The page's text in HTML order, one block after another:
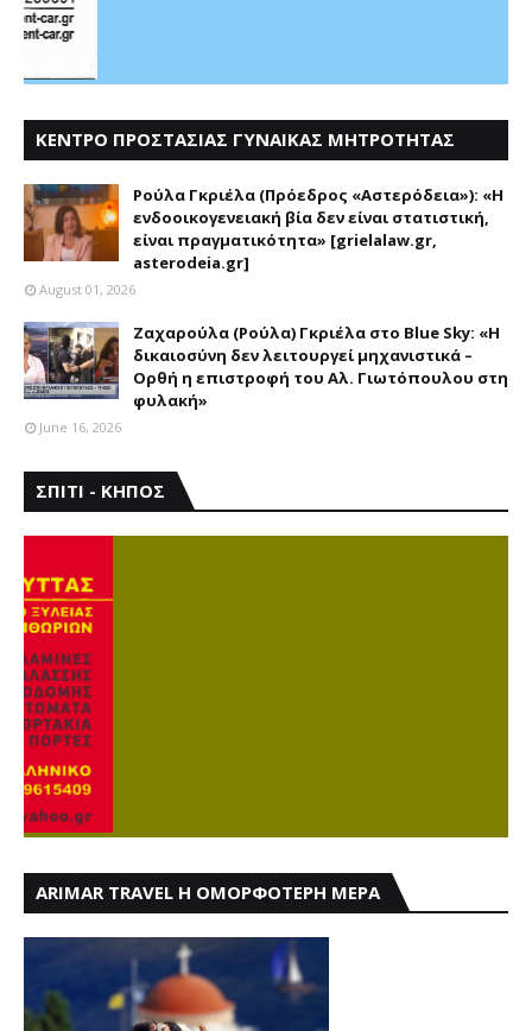
ΚΕΝΤΡΟ ΠΡΟΣΤΑΣΙΑΣ ΓΥΝΑΙΚΑΣ ΜΗΤΡΟΤΗΤΑΣ
Ρούλα Γκριέλα (Πρόεδρος «Αστερόδεια»): «Η
ενδοοικογενειακή βία δεν είναι στατιστική,
είναι πραγματικότητα» [grielalaw.gr,
asterodeia.gr]
August 01, 2026
Ζαχαρούλα (Ρούλα) Γκριέλα στο Blue Sky: «Η
δικαιοσύνη δεν λειτουργεί μηχανιστικά –
Ορθή η επιστροφή του Αλ. Γιωτόπουλου στη
φυλακή»
June 16, 2026
ΣΠΙΤΙ - ΚΗΠΟΣ
ARIMAR TRAVEL Η ΟΜΟΡΦΟΤΕΡΗ ΜΕΡΑ